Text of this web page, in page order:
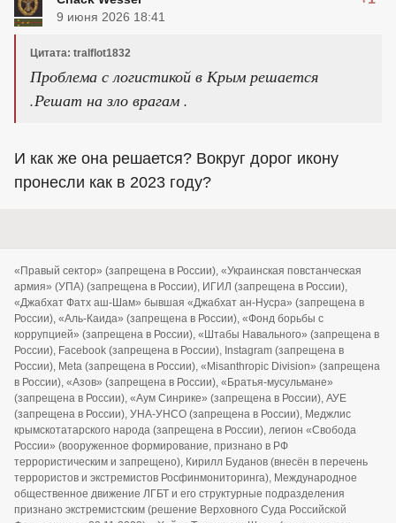
9 июня 2026 18:41
Цитата: tralflot1832
Проблема с логистикой в Крым решается
.Решат на зло врагам .
И как же она решается? Вокруг дорог икону
пронесли как в 2023 году?
«Правый сектор» (запрещена в России), «Украинская повстанческая
армия» (УПА) (запрещена в России), ИГИЛ (запрещена в России),
«Джабхат Фатх аш-Шам» бывшая «Джабхат ан-Нусра» (запрещена в
России), «Аль-Каида» (запрещена в России), «Фонд борьбы с
коррупцией» (запрещена в России), «Штабы Навального» (запрещена в
России), Facebook (запрещена в России), Instagram (запрещена в
России), Meta (запрещена в России), «Misanthropic Division» (запрещена
в России), «Азов» (запрещена в России), «Братья-мусульмане»
(запрещена в России), «Аум Синрике» (запрещена в России), АУЕ
(запрещена в России), УНА-УНСО (запрещена в России), Меджлис
крымскотатарского народа (запрещена в России), легион «Свобода
России» (вооруженное формирование, признано в РФ
террористическим и запрещено), Кирилл Буданов (внесён в перечень
террористов и экстремистов Росфинмониторинга), Международное
общественное движение ЛГБТ и его структурные подразделения
признано экстремистским (решение Верховного Суда Российской